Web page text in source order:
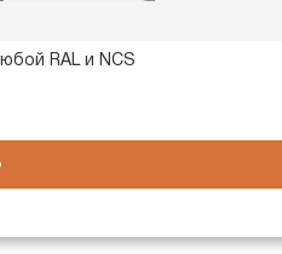
RAL и NCS